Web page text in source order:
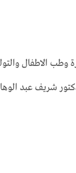
الاطفال
شريف عبد